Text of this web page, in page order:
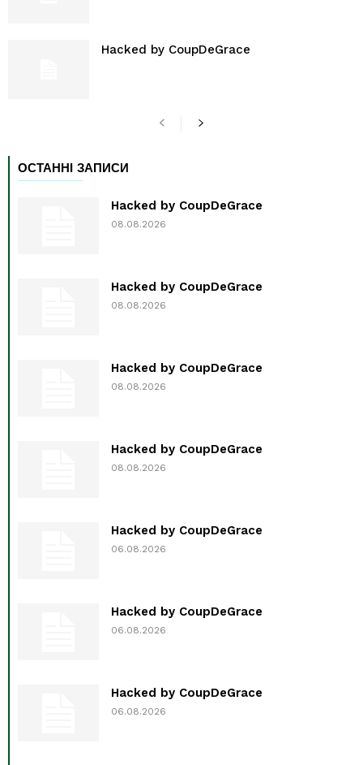
Hacked by CoupDeGrace
ОСТАННІ ЗАПИСИ
Hacked by CoupDeGrace
08.08.2026
Hacked by CoupDeGrace
08.08.2026
Hacked by CoupDeGrace
08.08.2026
Hacked by CoupDeGrace
08.08.2026
Hacked by CoupDeGrace
06.08.2026
Hacked by CoupDeGrace
06.08.2026
Hacked by CoupDeGrace
06.08.2026